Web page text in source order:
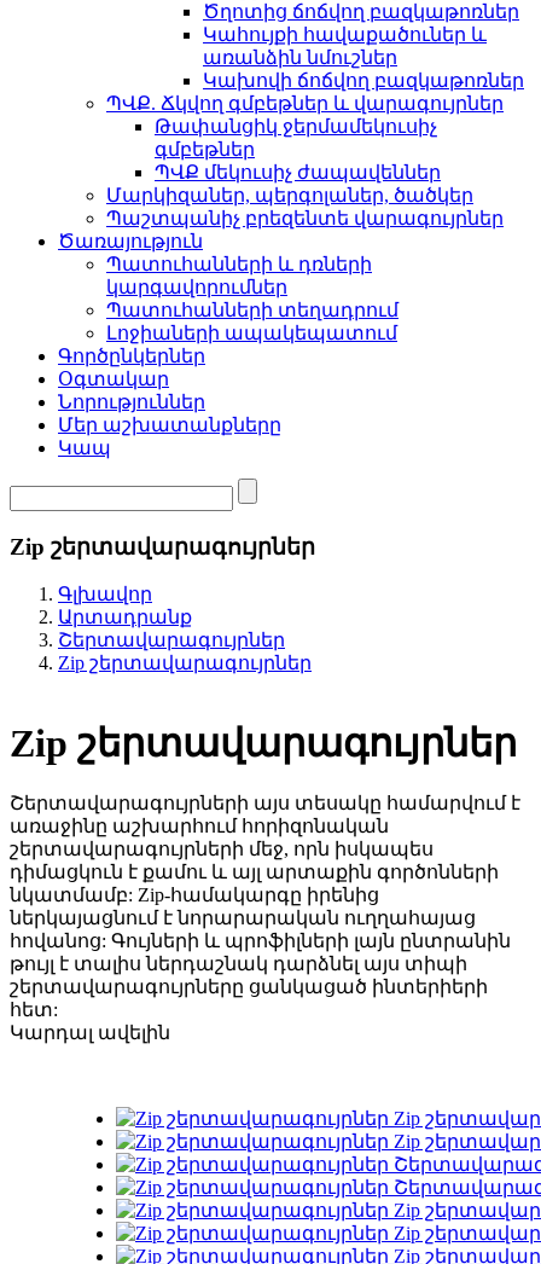
Ծղոտից ճոճվող բազկաթոռներ
Կահույքի հավաքածուներ և
առանձին նմուշներ
Կախովի ճոճվող բազկաթոռներ
ՊՎՔ. Ճկվող գմբեթներ և վարագույրներ
Թափանցիկ ջերմամեկուսիչ
գմբեթներ
ՊՎՔ մեկուսիչ ժապավեններ
Մարկիզաներ, պերգոլաներ, ծածկեր
Պաշտպանիչ բրեզենտե վարագույրներ
Ծառայություն
Պատուհանների և դռների
կարգավորումներ
Պատուհանների տեղադրում
Լոջիաների ապակեպատում
Գործընկերներ
Օգտակար
Նորություններ
Մեր աշխատանքները
Կապ
Zip շերտավարագույրներ
Գլխավոր
Արտադրանք
Շերտավարագույրներ
Zip շերտավարագույրներ
Zip շերտավարագույրներ
Շերտավարագույրների այս տեսակը համարվում է
առաջինը աշխարհում հորիզոնական
շերտավարագույրների մեջ, որն իսկապես
դիմացկուն է քամու և այլ արտաքին գործոնների
նկատմամբ: Zip-համակարգը իրենից
ներկայացնում է նորարարական ուղղահայաց
հովանոց: Գույների և պրոֆիլների լայն ընտրանին
թույլ է տալիս ներդաշնակ դարձնել այս տիպի
շերտավարագույրները ցանկացած ինտերիերի
հետ:
Կարդալ ավելին